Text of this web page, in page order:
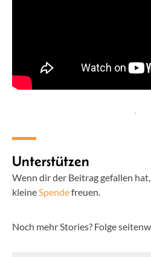
Unterstützen
Wenn dir der Beitrag gefallen
kleineSpendefreuen.
Noch mehr Stories? Folge